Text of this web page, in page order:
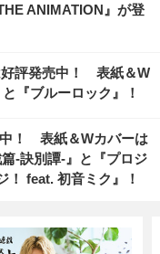
ANIMATION』が登
好評発売中！ 表紙＆W
『ブルーロック』！
！ 表紙＆Wカバーは
-訣別譚-』と『プロジ
！ feat. 初音ミク』！